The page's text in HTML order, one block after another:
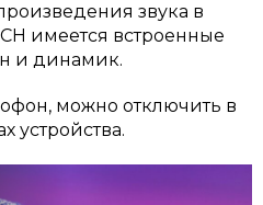
звука в
имеется встроенные
и динамик.
можно отключить в
устройства.